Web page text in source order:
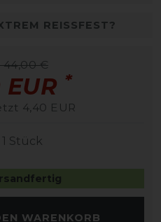
REISSFEST?
€
*
4,40 EUR
1 Stück
WARENKORB